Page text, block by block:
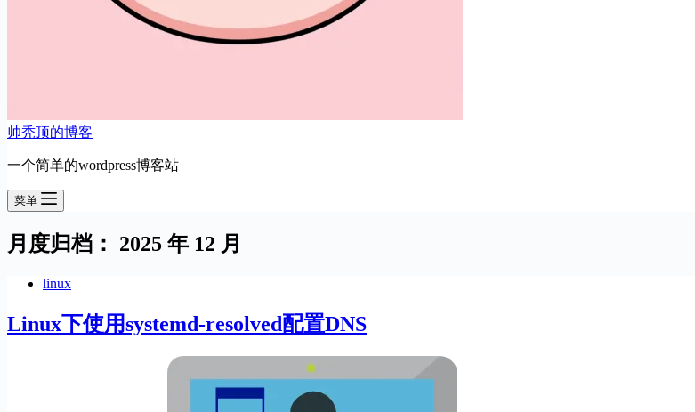
帅秃顶的博客
一个简单的wordpress博客站
菜单
月度归档： 2025 年 12 月
linux
Linux下使用systemd-resolved配置DNS